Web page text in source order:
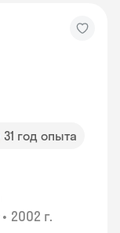
31 год опыта
• 2002 г.